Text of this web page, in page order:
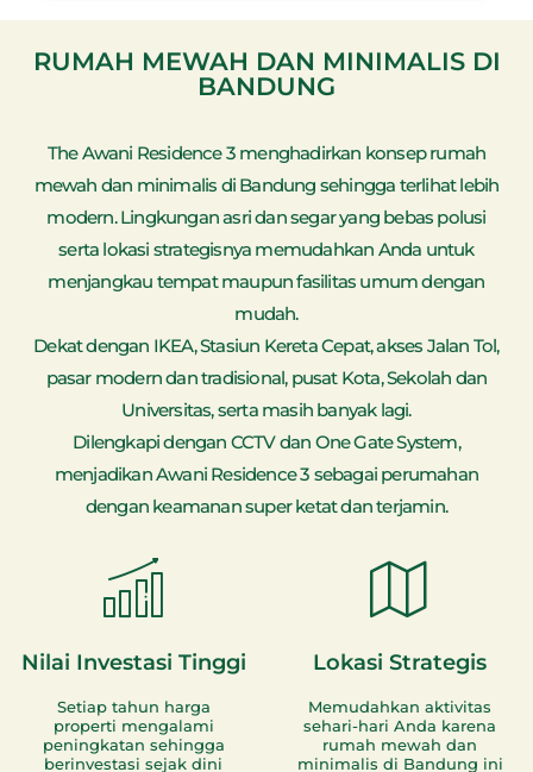
RUMAH MEWAH DAN MINIMALIS DI
BANDUNG
The Awani Residence 3 menghadirkan konsep rumah
mewah dan minimalis di Bandung sehingga terlihat lebih
modern. Lingkungan asri dan segar yang bebas polusi
serta lokasi strategisnya memudahkan Anda untuk
menjangkau tempat maupun fasilitas umum dengan
mudah.
Dekat dengan IKEA, Stasiun Kereta Cepat, akses Jalan Tol,
pasar modern dan tradisional, pusat Kota, Sekolah dan
Universitas, serta masih banyak lagi.
Dilengkapi dengan CCTV dan One Gate System,
menjadikan Awani Residence 3 sebagai perumahan
dengan keamanan super ketat dan terjamin.
Nilai Investasi Tinggi
Setiap tahun harga
properti mengalami
peningkatan sehingga
berinvestasi sejak dini
Lokasi Strategis
Memudahkan aktivitas
sehari-hari Anda karena
rumah mewah dan
minimalis di Bandung ini